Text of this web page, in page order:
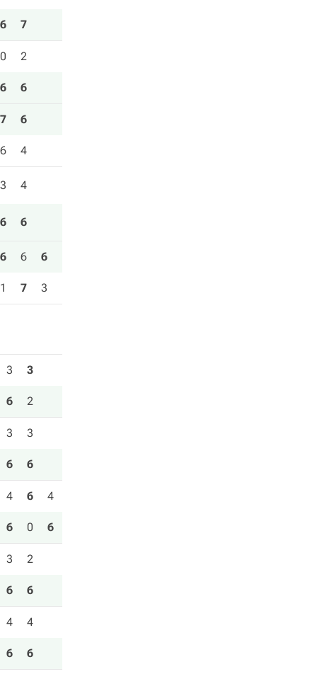
6 7
0 2
6 6
7 6
6 4
3 4
6 6
6 6 6
1 7 3
3 3
6 2
3 3
6 6
4 6 4
6 0 6
3 2
6 6
4 4
6 6